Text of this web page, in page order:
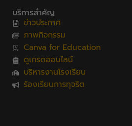
บริการสำคัญ
ข่าวประกาศ
ภาพกิจกรรม
Canva for Education
ดูเกรดออนไลน์
บริหารงานโรงเรียน
ร้องเรียนการทุจริต